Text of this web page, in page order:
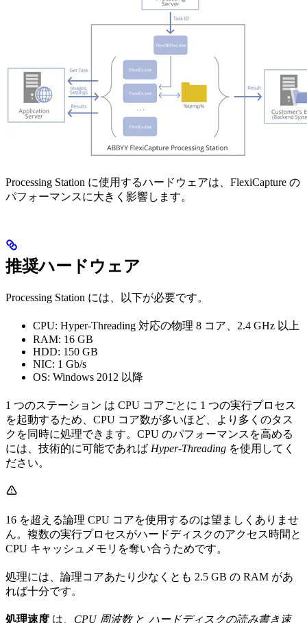
Processing Station に使用するハードウェアは、FlexiCapture の
パフォーマンスに大きく影響します。
推奨ハードウェア
Processing Station には、以下が必要です。
CPU: Hyper-Threading 対応の物理 8 コア、2.4 GHz 以上
RAM: 16 GB
HDD: 150 GB
NIC: 1 Gb/s
OS: Windows 2012 以降
1 つのステーション は CPU コアごとに 1 つの実行プロセス
を起動するため、CPU コア数が多いほど、より多くのタス
クを同時に処理できます。CPU のパフォーマンスを高める
には、技術的に可能であれば Hyper-Threading を使用してく
ださい。
16 を超える論理 CPU コアを使用するのは望ましくありませ
ん。複数の実行プロセスがハードディスクのアクセス時間と
CPU キャッシュメモリを奪い合うためです。
処理には、論理コアあたり少なくとも 2.5 GB の RAM があ
れば十分です。
処理速度 は、 CPU 周波数と ハードディスクの読み書き速